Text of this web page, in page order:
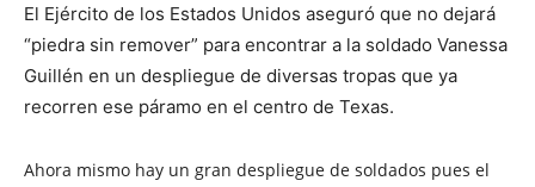
El Ejército de los Estados Unidos aseguró que no dejará
“piedra sin remover” para encontrar a la soldado Vanessa
Guillén en un despliegue de diversas tropas que ya
recorren ese páramo en el centro de Texas.
Ahora mismo hay un gran despliegue de soldados pues el